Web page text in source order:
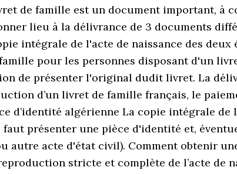
de famille est un document important, à
lieu à la délivrance de 3 documents
intégrale de l'acte de naissance des
pour les personnes disposant d'un
de présenter l'original dudit livret. La
d’un livret de famille français, le
d’identité algérienne La copie intégrale
présenter une pièce d'identité et,
autre acte d'état civil). Comment obtenir
stricte et complète de l’acte de